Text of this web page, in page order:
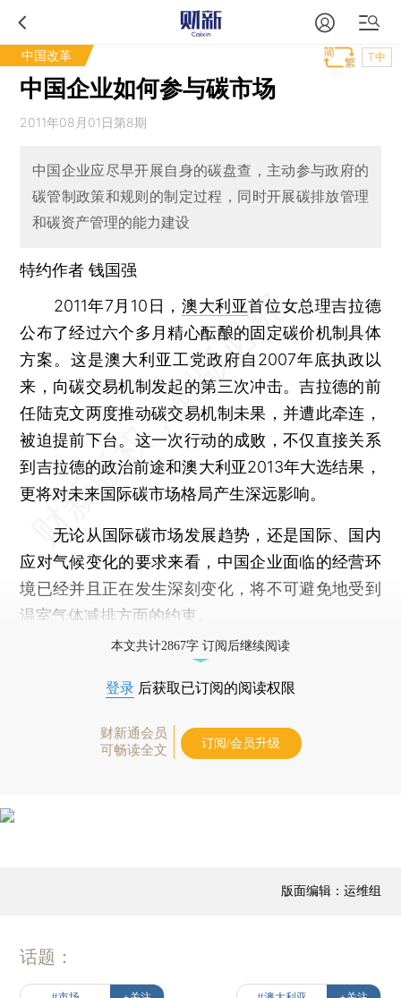
中国改革 T中
中国企业如何参与碳市场
2011年08月01日第8期
中国企业应尽早开展自身的碳盘查，主动参与政府的
碳管制政策和规则的制定过程，同时开展碳排放管理
和碳资产管理的能力建设
特约作者 钱国强
2011年7月10日， 澳大利亚首位女总理吉拉德
公布了经过六个多月精心酝酿的固定碳价机制具体
方案。这是澳大利亚工党政府自2007年底执政以
来，向碳交易机制发起的第三次冲击。吉拉德的前
任陆克文两度推动碳交易机制未果，并遭此牵连，
被迫提前下台。这一次行动的成败，不仅直接关系
到吉拉德的政治前途和澳大利亚2013年大选结果，
更将对未来国际碳市场格局产生深远影响。
无论从国际碳市场发展趋势，还是国际、国内
应对气候变化的要求来看，中国企业面临的经营环
境已经并且正在发生深刻变化，将不可避免地受到
温室气体减排方面的约束。
本文共计2867字 订阅后继续阅读
登录 后获取已订阅的阅读权限
财新通会员
可畅读全文
订阅/会员升级
版面编辑：运维组
话题：